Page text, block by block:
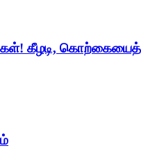
கீழடி,